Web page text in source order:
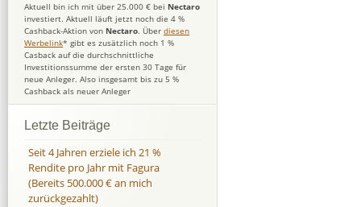
Aktuell bin ich mit über 25.000 € bei Nectaro
investiert. Aktuell läuft jetzt noch die 4 %
Cashback-Aktion von Nectaro. Über diesen
Werbelink* gibt es zusätzlich noch 1 %
Casback auf die durchschnittliche
Investitionssumme der ersten 30 Tage für
neue Anleger. Also insgesamt bis zu 5 %
Cashback als neuer Anleger
Letzte Beiträge
Seit 4 Jahren erziele ich 21 %
Rendite pro Jahr mit Fagura
(Bereits 500.000 € an mich
zurückgezahlt)